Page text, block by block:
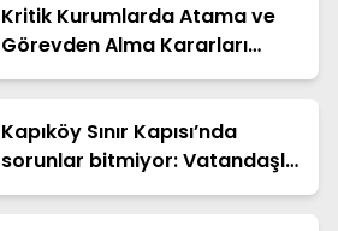
Kritik Kurumlarda Atama ve
Görevden Alma Kararları
Yayınlandı
Kapıköy Sınır Kapısı’nda
sorunlar bitmiyor: Vatandaşlar
çözüm bekliyor